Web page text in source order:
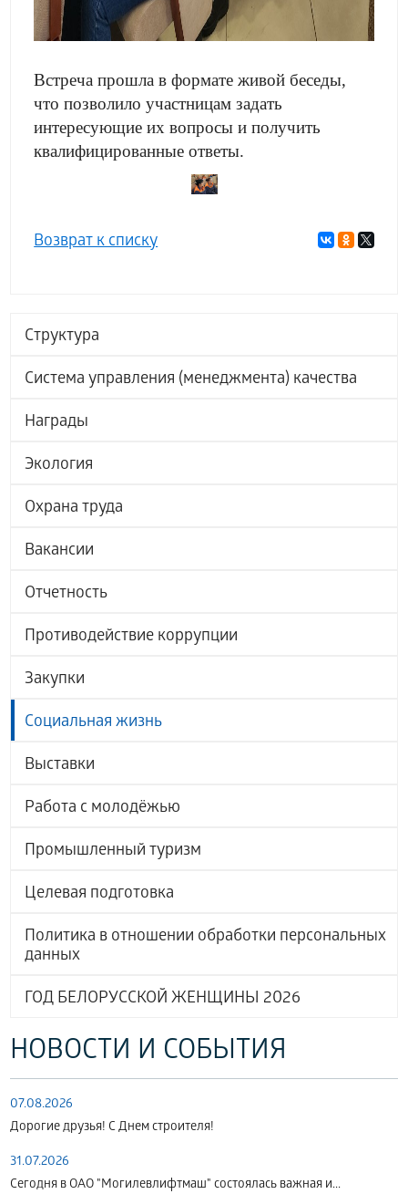
Структура
Система управления (менеджмента) качества
Награды
Экология
Охрана труда
Вакансии
Отчетность
Противодействие коррупции
Закупки
Социальная жизнь
Выставки
Работа с молодёжью
Промышленный туризм
Целевая подготовка
Политика в отношении обработки персональных
данных
ГОД БЕЛОРУССКОЙ ЖЕНЩИНЫ 2026
НОВОСТИ И СОБЫТИЯ
07.08.2026
Дорогие друзья! С Днем строителя!
31.07.2026
Сегодня в ОАО "Могилевлифтмаш" состоялась важная и...
Встреча прошла в формате живой беседы,
что позволило участницам задать
интересующие их вопросы и получить
квалифицированные ответы.
Возврат к списку